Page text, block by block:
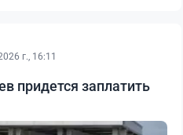
г., 16:11
придется заплатить